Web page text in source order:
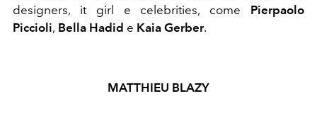
designers, it girl e celebrities, come Pierpaolo
Piccioli, Bella Hadid e Kaia Gerber.
MATTHIEU BLAZY